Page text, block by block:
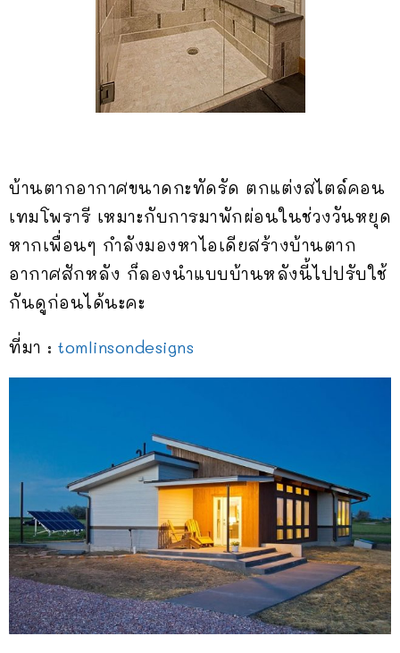
บ้านตากอากาศขนาดกะทัดรัด ตกแต่งสไตล์คอน
เทมโพรารี เหมาะกับการมาพักผ่อนในช่วงวันหยุด
หากเพื่อนๆ กำลังมองหาไอเดียสร้างบ้านตาก
อากาศสักหลัง ก็ลองนำแบบบ้านหลังนี้ไปปรับใช้
กันดูก่อนได้นะคะ
ที่มา : tomlinsondesigns